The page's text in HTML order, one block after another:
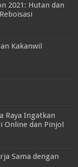
2021: Hutan dan
Kakanwil
Raya Ingatkan
Online dan Pinjol
Sama dengan